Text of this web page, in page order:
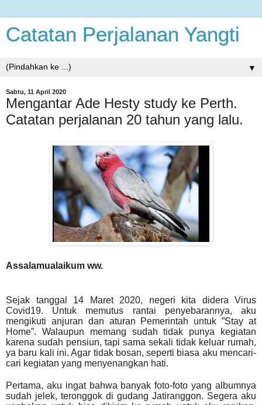
Catatan Perjalanan Yangti
▼
Sabtu, 11 April 2020
Mengantar Ade Hesty study ke Perth.
Catatan perjalanan 20 tahun yang lalu.
Assalamualaikum ww.
Sejak tanggal 14 Maret 2020, negeri kita didera Virus
Covid19. Untuk memutus rantai penyebarannya, aku
mengikuti anjuran dan aturan Pemerintah untuk ”Stay at
Home”. Walaupun memang sudah tidak punya kegiatan
karena sudah pensiun, tapi sama sekali tidak keluar rumah,
ya baru kali ini. Agar tidak bosan, seperti biasa aku mencari-
cari kegiatan yang menyenangkan hati.
Pertama, aku ingat bahwa banyak foto-foto yang albumnya
sudah jelek, teronggok di gudang Jatiranggon. Segera aku